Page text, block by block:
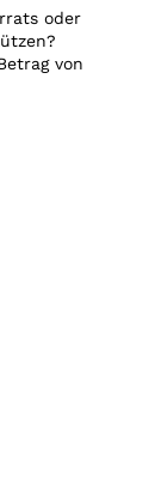
oder
von